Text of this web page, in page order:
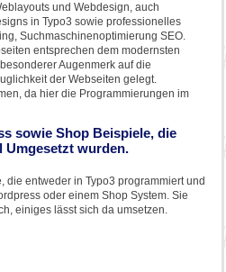
und Webdesign, auch
in Typo3 sowie professionelles
Suchmaschinenoptimierung SEO.
entsprechen dem modernsten
Augenmerk auf die
der Webseiten gelegt.
da hier die Programmierungen im
sowie Shop Beispiele, die
Umgesetzt wurden.
die entweder in Typo3 programmiert und
oder einem Shop System. Sie
einiges lässt sich da umsetzen.